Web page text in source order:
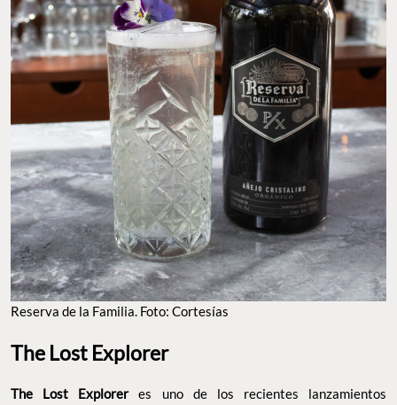
Reserva de la Familia. Foto: Cortesías
The Lost Explorer
The Lost Exploreres uno de los recientes lanzamientos